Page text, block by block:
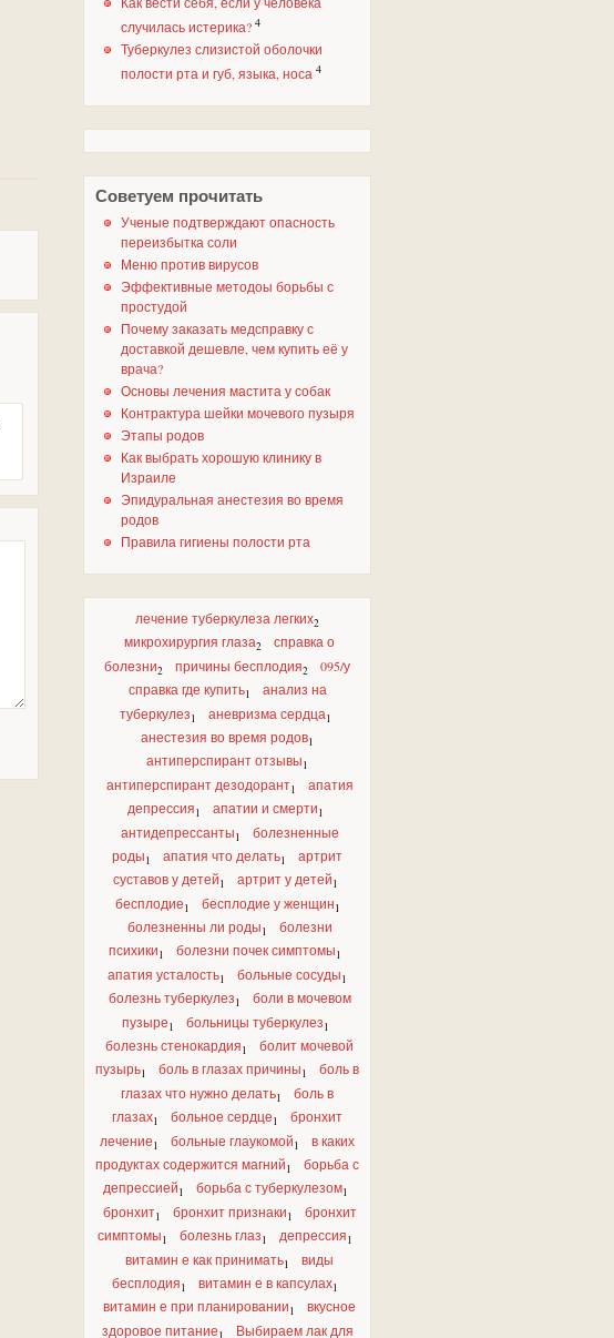
случилась истерика? 4
Туберкулез слизистой оболочки
полости рта и губ, языка, носа 4
Советуем прочитать
Ученые подтверждают опасность
переизбытка соли
Меню против вирусов
Эффективные методоы борьбы с
простудой
Почему заказать медсправку с
доставкой дешевле, чем купить её у
врача?
Основы лечения мастита у собак
Контрактура шейки мочевого пузыря
Этапы родов
Как выбрать хорошую клинику в
Израиле
Эпидуральная анестезия во время
родов
Правила гигиены полости рта
лечение туберкулеза легких2
микрохирургия глаза2
справка о
болезни2 причины бесплодия2
095/у
справка где купить1
анализ на
туберкулез1 аневризма сердца1
анестезия во время родов1
антиперспирант отзывы1
антиперспирант дезодорант1
апатия
депрессия1 апатии и смерти1
антидепрессанты1
болезненные
роды1 апатия что делать1
артрит
суставов у детей1 артрит у детей1
бесплодие1 бесплодие у женщин1
болезненны ли роды1
болезни
психики1 болезни почек симптомы1
апатия усталость1 больные сосуды1
болезнь туберкулез1
боли в мочевом
пузыре1 больницы туберкулез1
болезнь стенокардия1
болит мочевой
пузырь1 боль в глазах причины1
боль в
глазах что нужно делать1
боль в
глазах1 больное сердце1
бронхит
лечение1 больные глаукомой1
в каких
продуктах содержится магний1
борьба с
депрессией1 борьба с туберкулезом1
бронхит1 бронхит признаки1
бронхит
симптомы1 болезнь глаз1 депрессия1
витамин е как принимать1
виды
бесплодия1 витамин е в капсулах1
витамин е при планировании1
вкусное
здоровое питание
Выбираем лак для